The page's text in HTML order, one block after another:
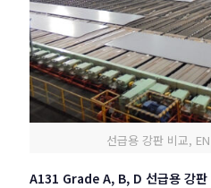
선급용 강판 비교,
A131 Grade A, B, D 선급용 강